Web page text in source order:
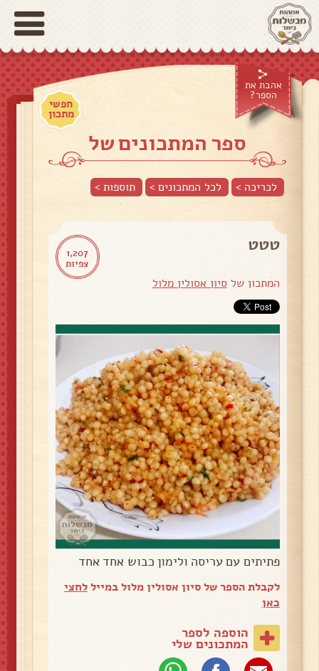
אהבת את
הספר?
חפשי
מתכון
ספר המתכונים של
לכריכה > לכל המתכונים > תוספות>
1,207
צפיות
טטט
המתכון שלסיון אסולין מלול
פתיתים עם עריסה ולימון כבוש אחד אחד
לקבלת הספר של סיון אסולין מלול במייללחצי
כאן
הוספה לספר
המתכונים שלי